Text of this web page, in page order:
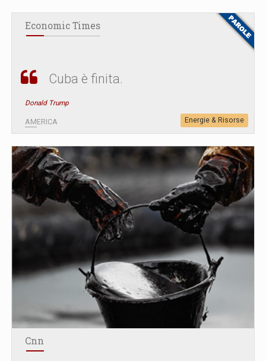
Economic Times
Cuba è finita.
Donald Trump
AMERICA Energie & Risorse
Cnn